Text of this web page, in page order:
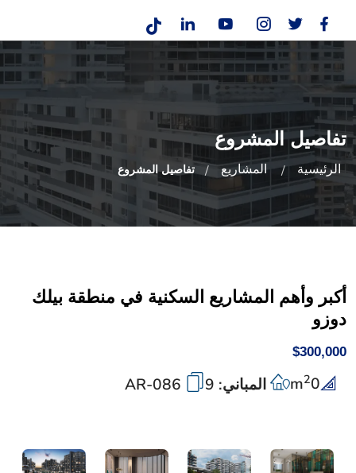
تفاصيل المشروع
الرئيسية المشاريع تفاصيل المشروع
أكبر وأهم المشاريع السكنية في منطقة بيلك
دوزو
$300,000
0
m2 المباني: 9